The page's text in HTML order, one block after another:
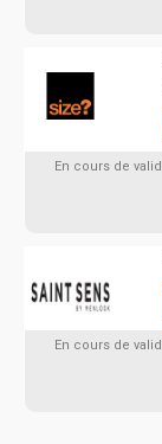
En cours de
En cours de